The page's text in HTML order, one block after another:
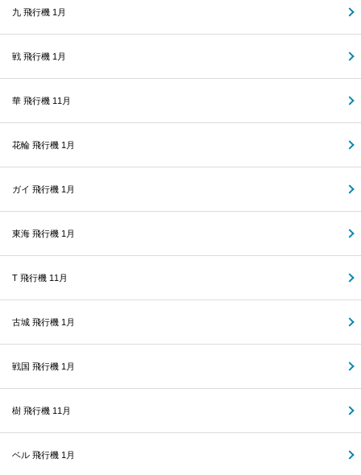
九 飛行機 1月
戦 飛行機 1月
華 飛行機 11月
花輪 飛行機 1月
ガイ 飛行機 1月
東海 飛行機 1月
T 飛行機 11月
古城 飛行機 1月
戦国 飛行機 1月
樹 飛行機 11月
ベル 飛行機 1月